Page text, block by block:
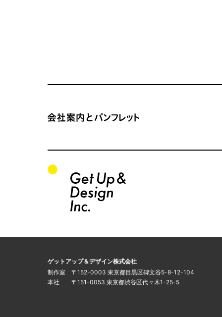
サイトコンテンツの一覧
会社案内とパンフレット サイトTOP
関連サイトの一覧
運営会社
ゲットアップ＆デザイン株式会社
制作室 〒152-0003 東京都目黒区碑文谷5-8-12-104
本社 〒151-0053 東京都渋谷区代々木1-25-5